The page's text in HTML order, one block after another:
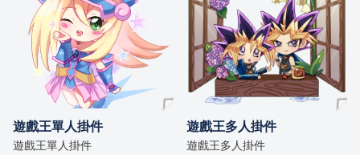
遊戲王單人掛件
遊戲王單人掛件
遊戲王多人掛件
遊戲王多人掛件